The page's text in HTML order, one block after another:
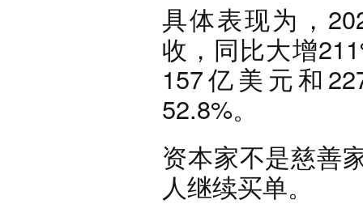
具体表现为，
收，同比大增
157亿美元和
52.8%。
资本家不是慈善
人继续买单。